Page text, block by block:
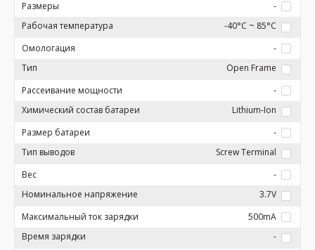
Размеры
-
Рабочая температура
-40°C ~ 85°C
Омологация
-
Тип
Open Frame
Рассеивание мощности
-
Химический состав батареи
Lithium-Ion
Размер батареи
-
Тип выводов
Screw Terminal
Вес
-
Номинальное напряжение
3.7V
Максимальный ток зарядки
500mA
Время зарядки
-